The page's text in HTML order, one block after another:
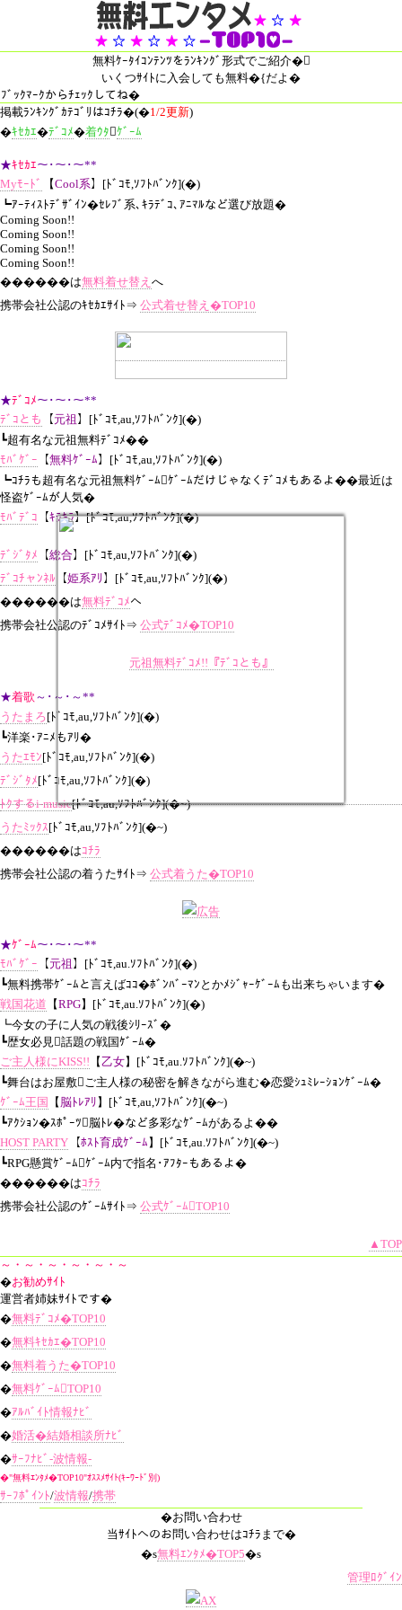
無料ｹｰﾀｲｺﾝﾃﾝﾂをﾗﾝｷﾝｸﾞ形式でご紹介�
いくつｻｲﾄに入会しても無料�{だよ�
ﾌﾞｯｸﾏｰｸからﾁｪｯｸしてね�
掲載ﾗﾝｷﾝｸﾞｶﾃｺﾞﾘはｺﾁﾗ�(�1/2更新)
�ｷｾｶｴ�ﾃﾞｺﾒ�着ｳﾀ ｹﾞｰﾑ
★ｷｾｶｴ～･～･～**
Myﾓｰﾄﾞ
【Cool系】[ﾄﾞｺﾓ,ｿﾌﾄﾊﾞﾝｸ](�)
┗ｱｰﾃｨｽﾄﾃﾞｻﾞｲﾝ�ｾﾚﾌﾞ系､ｷﾗﾃﾞｺ､ｱﾆﾏﾙなど選び放題�
Coming Soon!!
Coming Soon!!
Coming Soon!!
Coming Soon!!
������は無料着せ替え へ
携帯会社公認のｷｾｶｴｻｲﾄ⇒ 公式着せ替え�TOP10
★ﾃﾞｺﾒ～･～･～**
ﾃﾞｺとも
【 元祖 】[ﾄﾞｺﾓ,au,ｿﾌﾄﾊﾞﾝｸ](�)
┗超有名な元祖無料ﾃﾞｺﾒ��
ﾓﾊﾞｹﾞｰ 【無料ｹﾞｰﾑ 】[ﾄﾞｺﾓ,au,ｿﾌﾄﾊﾞﾝｸ](�)
┗ｺﾁﾗも超有名な元祖無料ｹﾞｰﾑｹﾞｰﾑだけじゃなくﾃﾞｺﾒもあるよ��最近は
怪盗ｹﾞｰﾑが人気�
ﾓﾊﾞﾃﾞｺ 【ｷﾗｷﾗ】[ﾄﾞｺﾓ,au,ｿﾌﾄﾊﾞﾝｸ](�)
ﾃﾞｼﾞﾀﾒ 【総合】[ﾄﾞｺﾓ,au,ｿﾌﾄﾊﾞﾝｸ](�)
ﾃﾞｺﾁャﾝﾈﾙ 【姫系ｱﾘ 】[ﾄﾞｺﾓ,au,ｿﾌﾄﾊﾞﾝｸ](�)
������は無料ﾃﾞｺﾒへ
携帯会社公認のﾃﾞｺﾒｻｲﾄ⇒ 公式ﾃﾞｺﾒ�TOP10
元祖無料ﾃﾞｺﾒ!!『ﾃﾞｺとも』
★着歌 ～･～･～**
うたまろ[ﾄﾞｺﾓ,au,ｿﾌﾄﾊﾞﾝｸ](�)
┗洋楽･ｱﾆﾒもｱﾘ�
うたｴﾓﾝ[ﾄﾞｺﾓ,au,ｿﾌﾄﾊﾞﾝｸ](�)
ﾃﾞｼﾞﾀﾒ[ﾄﾞｺﾓ,au,ｿﾌﾄﾊﾞﾝｸ](�)
ﾄｸするi-music[ﾄﾞｺﾓ,au,ｿﾌﾄﾊﾞﾝｸ](�~)
うたﾐｯｸｽ[ﾄﾞｺﾓ,au,ｿﾌﾄﾊﾞﾝｸ](�~)
������はｺﾁﾗ
携帯会社公認の着うたｻｲﾄ⇒ 公式着うた�TOP10
★ｹﾞｰﾑ～･～･～**
ﾓﾊﾞｹﾞｰ 【 元祖 】[ﾄﾞｺﾓ,au.ｿﾌﾄﾊﾞﾝｸ](�)
┗無料携帯ｹﾞｰﾑと言えばｺｺ�ﾎﾞﾝﾊﾞｰﾏﾝとかﾒｼﾞｬｰｹﾞｰﾑも出来ちゃいます�
戦国花道 【RPG】[ﾄﾞｺﾓ,au.ｿﾌﾄﾊﾞﾝｸ](�)
┗今女の子に人気の戦後ｼﾘｰｽﾞ�
┗歴女必見話題の戦国ｹﾞｰﾑ�
ご主人様にKISS!! 【乙女】[ﾄﾞｺﾓ,au.ｿﾌﾄﾊﾞﾝｸ](�~)
┗舞台はお屋敷ご主人様の秘密を解きながら進む�恋愛ｼｭﾐﾚｰｼｮﾝｹﾞｰﾑ�
ｹﾞｰﾑ王国
【 脳ﾄﾚｱﾘ 】[ﾄﾞｺﾓ,au,ｿﾌﾄﾊﾞﾝｸ](�~)
┗ｱｸｼｮﾝ�ｽﾎﾟｰﾂ脳ﾄﾚ�など多彩なｹﾞｰﾑがあるよ��
HOST PARTY 【ﾎｽﾄ育成ｹﾞｰﾑ 】[ﾄﾞｺﾓ,au.ｿﾌﾄﾊﾞﾝｸ](�~)
┗RPG懸賞ｹﾞｰﾑｹﾞｰﾑ内で指名･ｱﾌﾀｰもあるよ�
������はｺﾁﾗ
携帯会社公認のｹﾞｰﾑｻｲﾄ⇒ 公式ｹﾞｰﾑTOP10
▲TOP
～・～・～・～・～・～
�お勧めｻｲﾄ
運営者姉妹ｻｲﾄです�
�無料ﾃﾞｺﾒ�TOP10
�無料ｷｾｶｴ�TOP10
�無料着うた�TOP10
�無料ｹﾞｰﾑTOP10
�ｱﾙﾊﾞｲﾄ情報ﾅﾋﾞ
�婚活�結婚相談所ﾅﾋﾞ
�ｻｰﾌﾅﾋﾞ-波情報-
�"無料ｴﾝﾀﾒ�TOP10"ｵｽｽﾒｻｲﾄ(ｷｰﾜｰﾄﾞ別)
ｻｰﾌﾎﾟｲﾝﾄ/波情報/携帯
�お問い合わせ
当ｻｲﾄへのお問い合わせはｺﾁﾗまで�
�s無料ｴﾝﾀﾒ�TOP5�s
管理ﾛｸﾞｲﾝ